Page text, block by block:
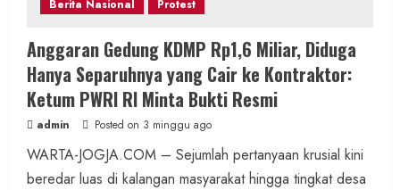
Berita Nasional Protest
Anggaran Gedung KDMP Rp1,6 Miliar, Diduga
Hanya Separuhnya yang Cair ke Kontraktor:
Ketum PWRI RI Minta Bukti Resmi
admin Posted on 3 minggu ago
WARTA-JOGJA.COM – Sejumlah pertanyaan krusial kini
beredar luas di kalangan masyarakat hingga tingkat desa